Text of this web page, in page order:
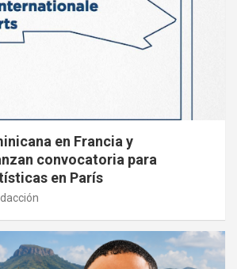
en Francia y
convocatoria para
en París